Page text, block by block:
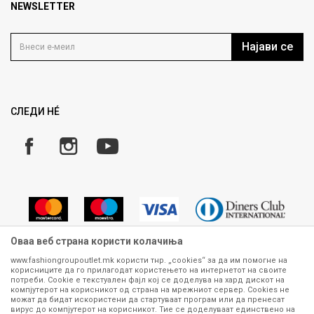
Продавница
Кариера
Политика на приватност
Како да купите
Замена и рефундација на производи
Плаќање
NEWSLETTER
Најави се
СЛЕДИ НÉ
Сите информации околу производите кои се изложени на нашата
онлајн продавница се стремиме да бидат конкретни, точни и прецизни,
меѓутоа не можеме да гарантираме дека се без ниту една грешка или
Оваа веб страна користи колачиња
www.fashiongroupoutlet.mk користи тнр. „cookies“ за да им помогне на
корисниците да го прилагодат користењето на интернетот на своите
потреби. Cookie е текстуален фајл кој се доделува на хард дискот на
компјутерот на корисникот од страна на мрежниот сервер. Cookies не
можат да бидат искористени да стартуваат програм или да пренесат
вирус до компјутерот на корисникот. Тие се доделуваат единствено на